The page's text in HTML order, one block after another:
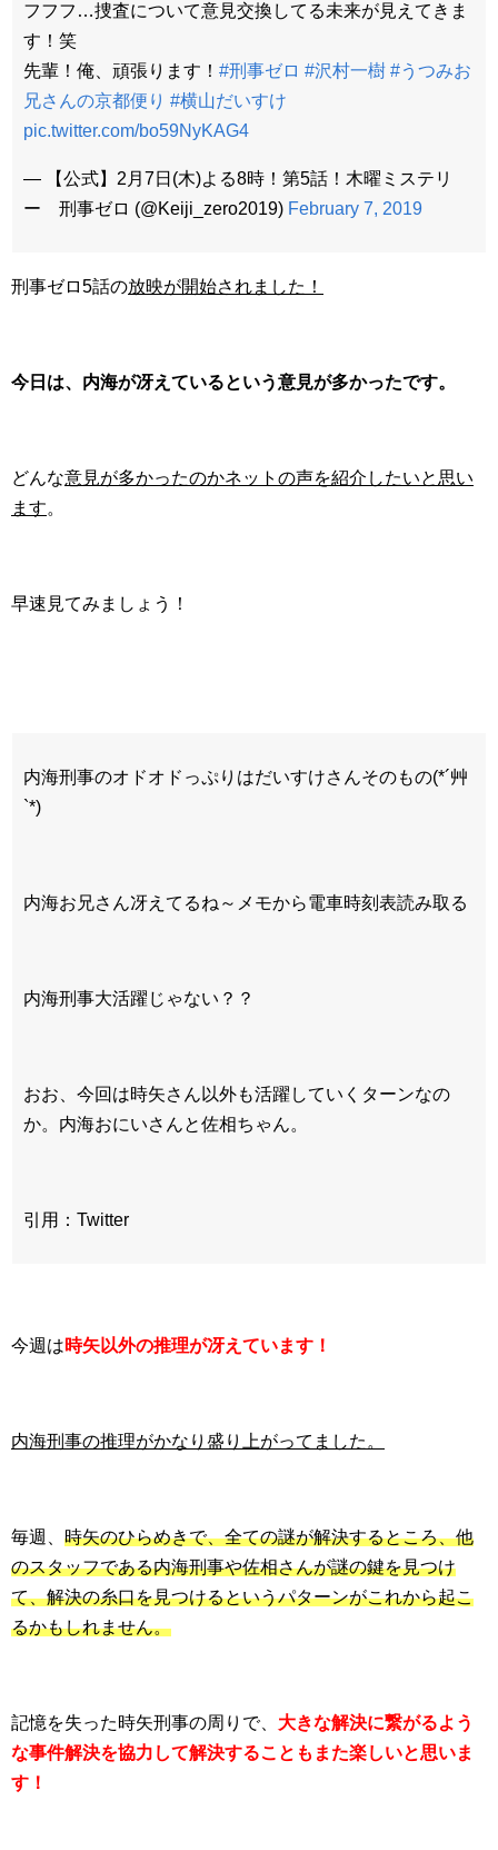
フフフ…捜査について意見交換してる未来が見えてきま
す！笑
先輩！俺、頑張ります！ #刑事ゼロ #沢村一樹 #うつみお
兄さんの京都便り #横山だいすけ
pic.twitter.com/bo59NyKAG4
— 【公式】2月7日(木)よる8時！第5話！木曜ミステリ
ー 刑事ゼロ (@Keiji_zero2019) February 7, 2019
刑事ゼロ5話の放映が開始されました！
今日は、内海が冴えているという意見が多かったです。
どんな意見が多かったのかネットの声を紹介したいと思い
ます。
早速見てみましょう！
内海刑事のオドオドっぷりはだいすけさんそのもの(*´艸
`*)
内海お兄さん冴えてるね～メモから電車時刻表読み取る
内海刑事大活躍じゃない？？
おお、今回は時矢さん以外も活躍していくターンなの
か。内海おにいさんと佐相ちゃん。
引用：Twitter
今週は時矢以外の推理が冴えています！
内海刑事の推理がかなり盛り上がってました。
毎週、 時矢のひらめきで、全ての謎が解決するところ、他
のスタッフである内海刑事や佐相さんが謎の鍵を見つけ
て、解決の糸口を見つけるというパターンがこれから起こ
るかもしれません。
記憶を失った時矢刑事の周りで、 大きな解決に繋がるよう
な事件解決を協力して解決することもまた楽しいと思いま
す！